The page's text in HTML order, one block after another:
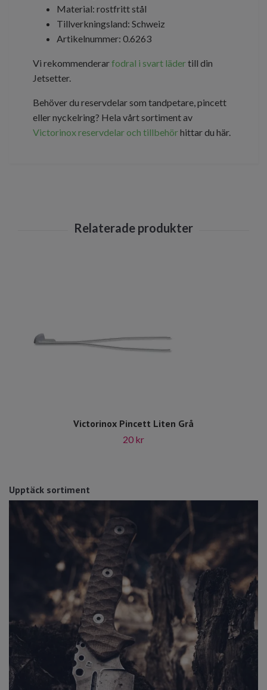
Upptäck sortiment
Material: rostfritt stål
Tillverkningsland: Schweiz
Artikelnummer: 0.6263
Vi rekommenderarfodral i svart lädertill din
Jetsetter.
Behöver du reservdelar som tandpetare, pincett
eller nyckelring? Hela vårt sortiment av
Victorinox reservdelar och tillbehörhittar du här.
Victorinox Pincett Liten Grå
20 kr